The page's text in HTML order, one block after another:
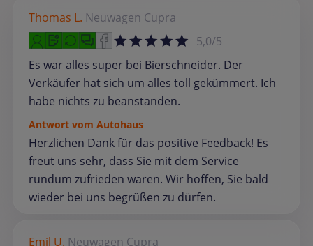
Thomas L. Neuwagen Cupra
5,0/5
Es war alles super bei Bierschneider. Der
Verkäufer hat sich um alles toll gekümmert. Ich
habe nichts zu beanstanden.
Antwort vom Autohaus
Herzlichen Dank für das positive Feedback! Es
freut uns sehr, dass Sie mit dem Service
rundum zufrieden waren. Wir hoffen, Sie bald
wieder bei uns begrüßen zu dürfen.
Emil U. Neuwagen Cupra